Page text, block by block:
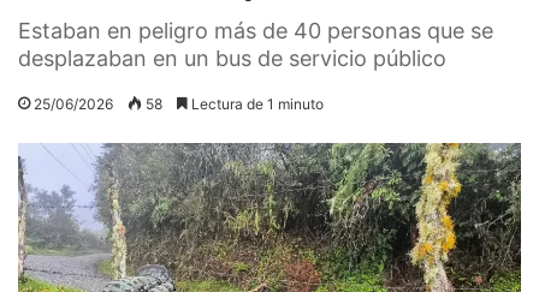
Estaban en peligro más de 40 personas que se
desplazaban en un bus de servicio público
25/06/2026 58 Lectura de 1 minuto